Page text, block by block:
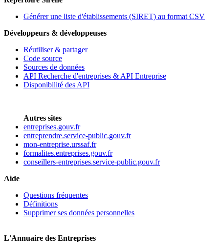
Générer une liste d'établissements (SIRET) au format CSV
Développeurs & développeuses
Réutiliser & partager
Code source
Sources de données
API Recherche d'entreprises & API Entreprise
Disponibilité des API
Autres sites
entreprises.gouv.fr
entreprendre.service-public.gouv.fr
mon-entreprise.urssaf.fr
formalites.entreprises.gouv.fr
conseillers-entreprises.service-public.gouv.fr
Aide
Questions fréquentes
Définitions
Supprimer ses données personnelles
L'Annuaire des Entreprises